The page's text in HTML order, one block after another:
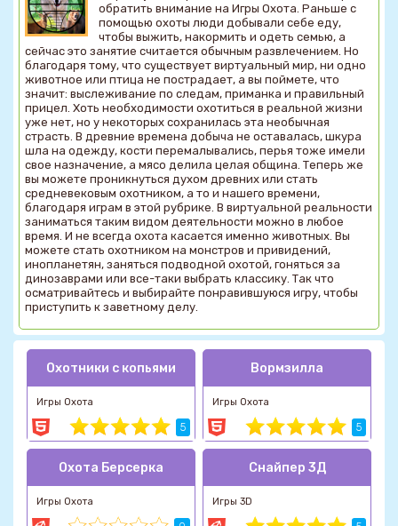
обратить внимание на Игры Охота. Раньше с
помощью охоты люди добывали себе еду,
чтобы выжить, накормить и одеть семью, а
сейчас это занятие считается обычным развлечением. Но
благодаря тому, что существует виртуальный мир, ни одно
животное или птица не пострадает, а вы поймете, что
значит: выслеживание по следам, приманка и правильный
прицел. Хоть необходимости охотиться в реальной жизни
уже нет, но у некоторых сохранилась эта необычная
страсть. В древние времена добыча не оставалась, шкура
шла на одежду, кости перемалывались, перья тоже имели
свое назначение, а мясо делила целая община. Теперь же
вы можете проникнуться духом древних или стать
средневековым охотником, а то и нашего времени,
благодаря играм в этой рубрике. В виртуальной реальности
заниматься таким видом деятельности можно в любое
время. И не всегда охота касается именно животных. Вы
можете стать охотником на монстров и привидений,
инопланетян, заняться подводной охотой, гоняться за
динозаврами или все-таки выбрать классику. Так что
осматривайтесь и выбирайте понравившуюся игру, чтобы
приступить к заветному делу.
Охотники с копьями
Игры Охота
5
Вормзилла
Игры Охота
5
Охота Берсерка
Игры Охота
Снайпер 3Д
Игры 3D